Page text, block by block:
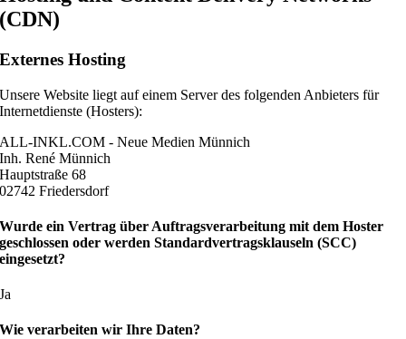
(CDN)
Externes Hosting
Unsere Website liegt auf einem Server des folgenden Anbieters für
Internetdienste (Hosters):
ALL-INKL.COM - Neue Medien Münnich
Inh. René Münnich
Hauptstraße 68
02742 Friedersdorf
Wurde ein Vertrag über Auftragsverarbeitung mit dem Hoster
geschlossen oder werden Standardvertragsklauseln (SCC)
eingesetzt?
Ja
Wie verarbeiten wir Ihre Daten?